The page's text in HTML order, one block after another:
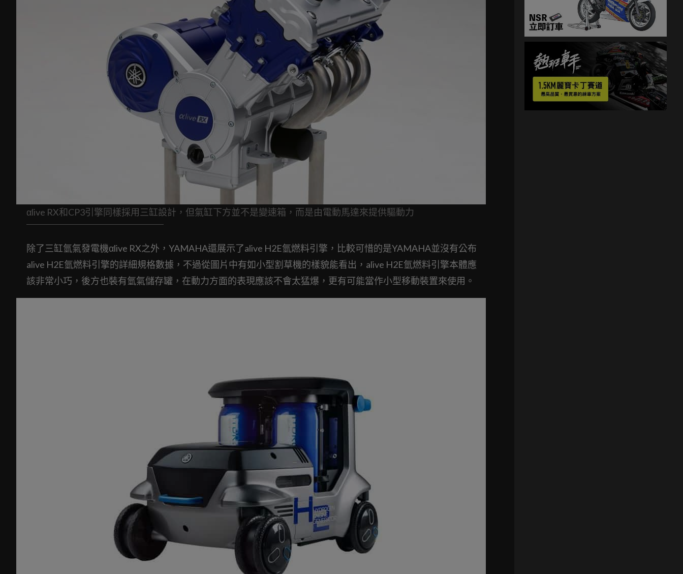
αlive RX和CP3引擎同樣採用三缸設計，但氣缸下方並不是變速箱，而是由電動馬達來提供驅動力
除了三缸氫氣發電機αlive RX之外，YAMAHA還展示了alive H2E氫燃料引擎，比較可惜的是YAMAHA並沒有公布
alive H2E氫燃料引擎的詳細規格數據，不過從圖片中有如小型割草機的樣貌能看出，alive H2E氫燃料引擎本體應
該非常小巧，後方也裝有氫氣儲存罐，在動力方面的表現應該不會太猛爆，更有可能當作小型移動裝置來使用。